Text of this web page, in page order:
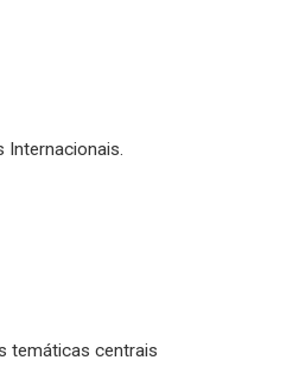
Internacionais.
temáticas centrais